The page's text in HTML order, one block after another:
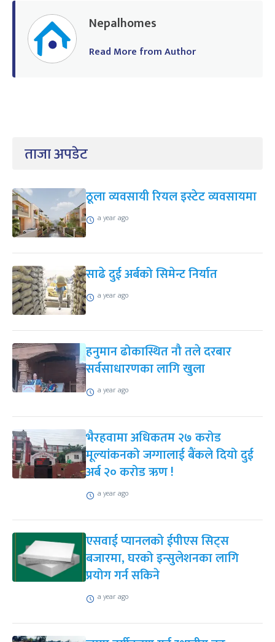
Nepalhomes
Read More from Author
ताजा अपडेट
ठूला व्यवसायी रियल इस्टेट व्यवसायमा
a year ago
साढे दुई अर्बको सिमेन्ट निर्यात
a year ago
हनुमान ढोकास्थित नौ तले दरबार
सर्वसाधारणका लागि खुला
a year ago
भैरहवामा अधिकतम २७ करोड
मूल्यांकनको जग्गालाई बैंकले दियो दुई
अर्ब २० करोड ऋण !
a year ago
एसवाई प्यानलको ईपीएस सिट्स
बजारमा, घरको इन्सुलेशनका लागि
प्रयोग गर्न सकिने
a year ago